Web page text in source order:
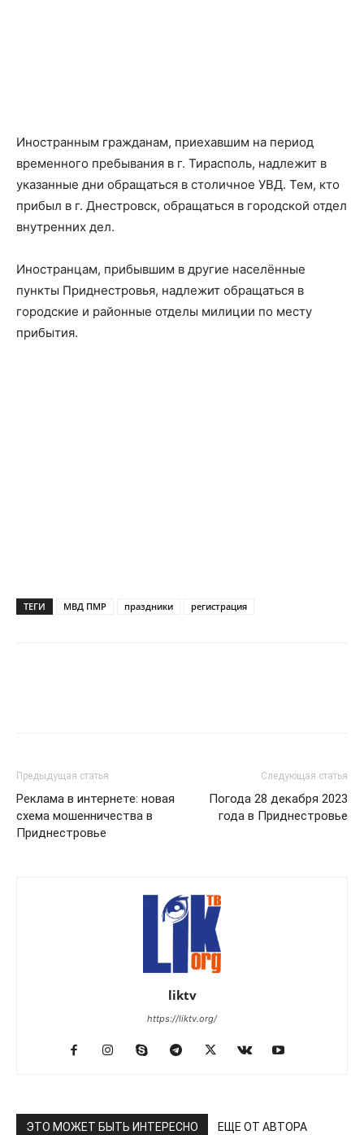
Иностранным гражданам, приехавшим на период
временного пребывания в г. Тирасполь, надлежит в
указанные дни обращаться в столичное УВД. Тем, кто
прибыл в г. Днестровск, обращаться в городской отдел
внутренних дел.
Иностранцам, прибывшим в другие населённые
пункты Приднестровья, надлежит обращаться в
городские и районные отделы милиции по месту
прибытия.
ТЕГИ МВД ПМР праздники регистрация
Предыдущая статья
Реклама в интернете: новая
схема мошенничества в
Приднестровье
Следующая статья
Погода 28 декабря 2023
года в Приднестровье
liktv
https://liktv.org/
ЭТО МОЖЕТ БЫТЬ ИНТЕРЕСНО ЕЩЕ ОТ АВТОРА